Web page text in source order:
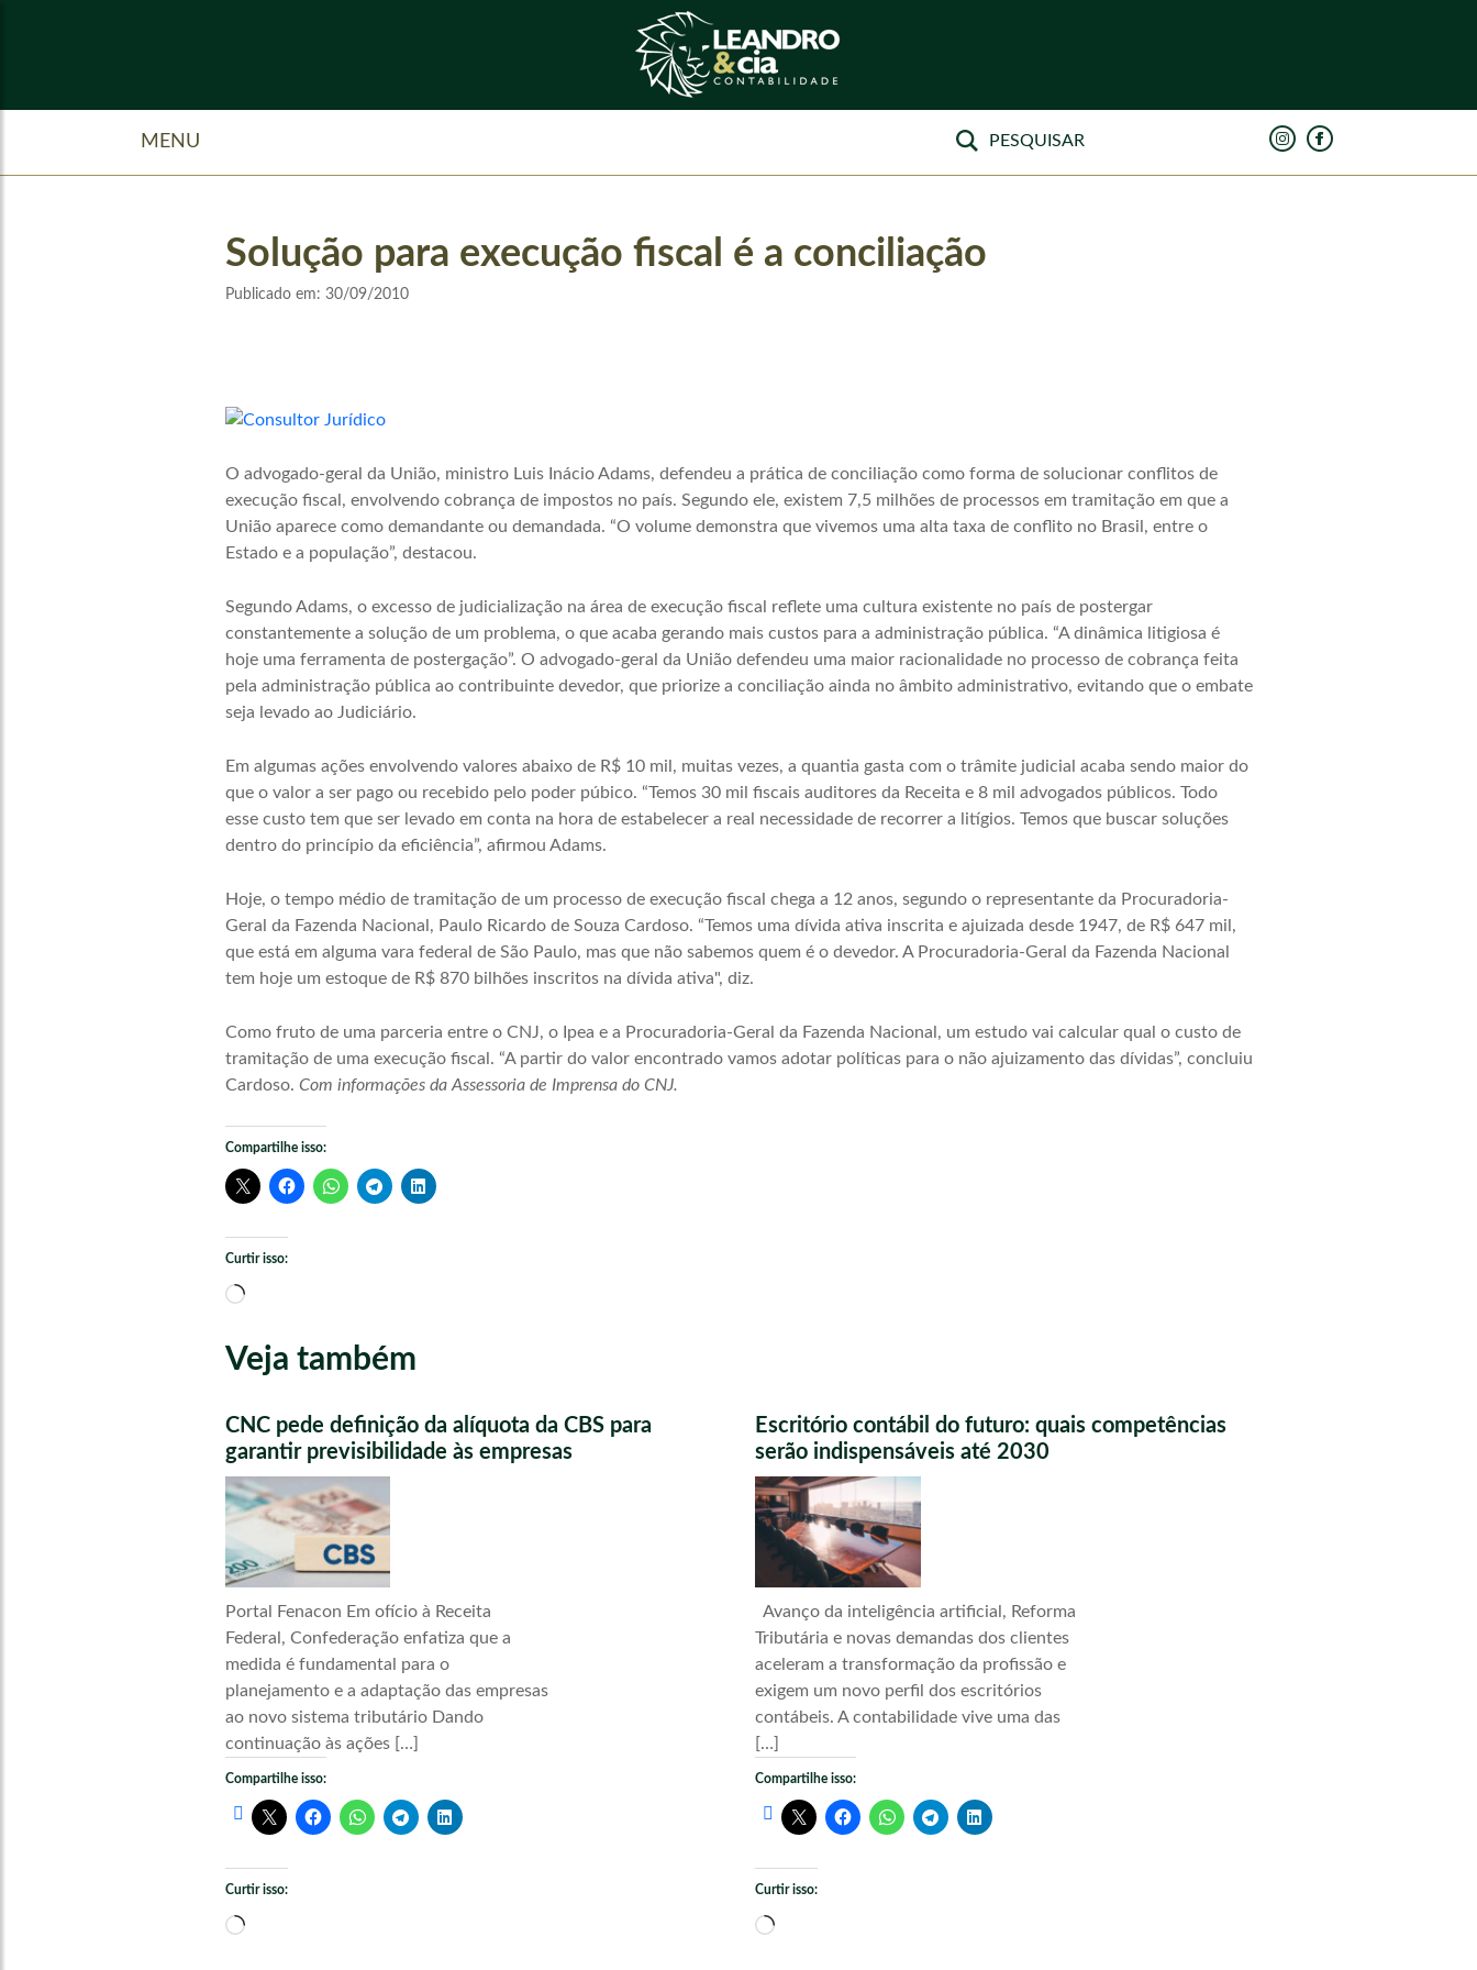
MENU
Solução para execução fiscal é a conciliação
Publicado em: 30/09/2010
O advogado-geral da União, ministro Luis Inácio Adams, defendeu a prática de conciliação como forma de solucionar conflitos de
execução fiscal, envolvendo cobrança de impostos no país. Segundo ele, existem 7,5 milhões de processos em tramitação em que a
União aparece como demandante ou demandada. “O volume demonstra que vivemos uma alta taxa de conflito no Brasil, entre o
Estado e a população”, destacou.
Segundo Adams, o excesso de judicialização na área de execução fiscal reflete uma cultura existente no país de postergar
constantemente a solução de um problema, o que acaba gerando mais custos para a administração pública. “A dinâmica litigiosa é
hoje uma ferramenta de postergação”. O advogado-geral da União defendeu uma maior racionalidade no processo de cobrança feita
pela administração pública ao contribuinte devedor, que priorize a conciliação ainda no âmbito administrativo, evitando que o embate
seja levado ao Judiciário.
Em algumas ações envolvendo valores abaixo de R$ 10 mil, muitas vezes, a quantia gasta com o trâmite judicial acaba sendo maior do
que o valor a ser pago ou recebido pelo poder púbico. “Temos 30 mil fiscais auditores da Receita e 8 mil advogados públicos. Todo
esse custo tem que ser levado em conta na hora de estabelecer a real necessidade de recorrer a litígios. Temos que buscar soluções
dentro do princípio da eficiência”, afirmou Adams.
Hoje, o tempo médio de tramitação de um processo de execução fiscal chega a 12 anos, segundo o representante da Procuradoria-
Geral da Fazenda Nacional, Paulo Ricardo de Souza Cardoso. “Temos uma dívida ativa inscrita e ajuizada desde 1947, de R$ 647 mil,
que está em alguma vara federal de São Paulo, mas que não sabemos quem é o devedor. A Procuradoria-Geral da Fazenda Nacional
tem hoje um estoque de R$ 870 bilhões inscritos na dívida ativa", diz.
Como fruto de uma parceria entre o CNJ, o Ipea e a Procuradoria-Geral da Fazenda Nacional, um estudo vai calcular qual o custo de
tramitação de uma execução fiscal. “A partir do valor encontrado vamos adotar políticas para o não ajuizamento das dívidas”, concluiu
Cardoso. Com informações da Assessoria de Imprensa do CNJ.
Compartilhe isso:
Curtir isso:
Carregando...
Veja também
CNC pede definição da alíquota da CBS para
garantir previsibilidade às empresas
Portal Fenacon Em ofício à Receita
Federal, Confederação enfatiza que a
medida é fundamental para o
planejamento e a adaptação das empresas
ao novo sistema tributário Dando
continuação às ações […]
Compartilhe isso:
Curtir isso:
Carregando...
Escritório contábil do futuro: quais competências
serão indispensáveis até 2030
Avanço da inteligência artificial, Reforma
Tributária e novas demandas dos clientes
aceleram a transformação da profissão e
exigem um novo perfil dos escritórios
contábeis. A contabilidade vive uma das
[…]
Compartilhe isso:
Curtir isso:
Carregando...